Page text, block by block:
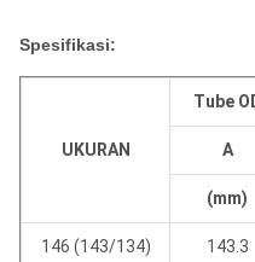
Spesifikasi:
UKURAN
Tube
A
(mm)
146 (143/134) 143.3